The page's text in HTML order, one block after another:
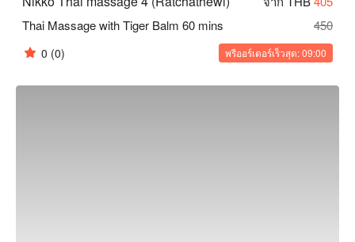
Thai Massage with Tiger Balm 60 mins
450
0 (0) พรีออร์เดอร์เร็วสุด: 09:00